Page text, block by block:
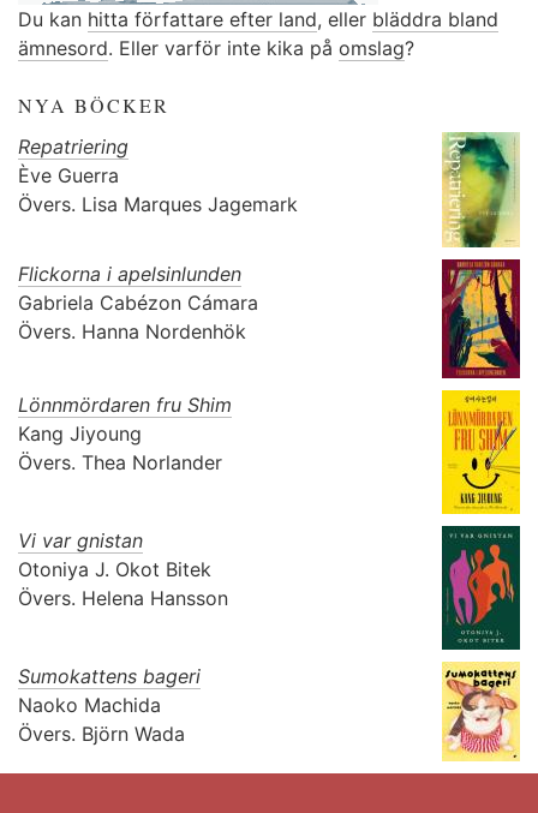
Du kan hitta författare efter land, eller bläddra bland
ämnesord. Eller varför inte kika på omslag?
NYA BÖCKER
Repatriering
Ève Guerra
Övers. Lisa Marques Jagemark
Flickorna i apelsinlunden
Gabriela Cabézon Cámara
Övers. Hanna Nordenhök
Lönnmördaren fru Shim
Kang Jiyoung
Övers. Thea Norlander
Vi var gnistan
Otoniya J. Okot Bitek
Övers. Helena Hansson
Sumokattens bageri
Naoko Machida
Övers. Björn Wada